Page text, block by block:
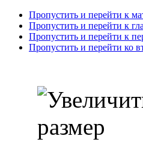
Пропустить и перейти к
Пропустить и перейти к
Пропустить и перейти к
Пропустить и перейти ко